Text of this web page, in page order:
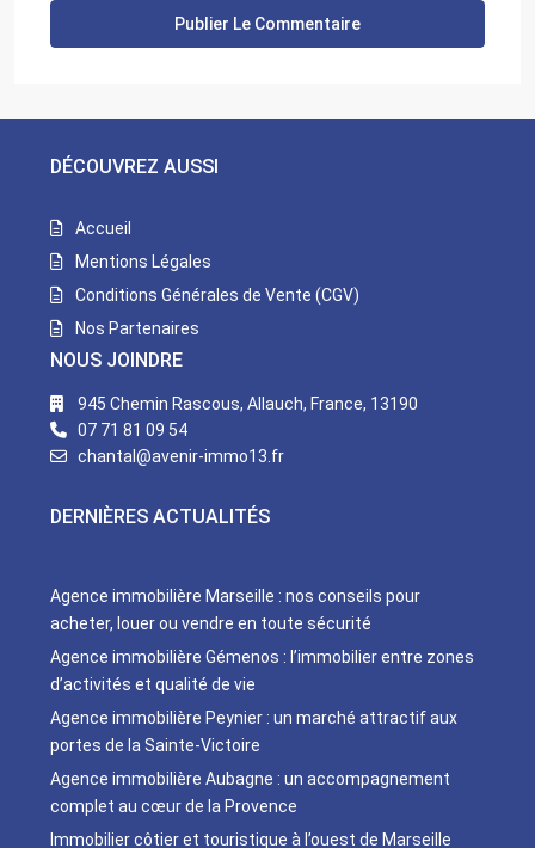
DÉCOUVREZ AUSSI
Accueil
Mentions Légales
Conditions Générales de Vente (CGV)
Nos Partenaires
NOUS JOINDRE
945 Chemin Rascous, Allauch, France, 13190
07 71 81 09 54
chantal@avenir-immo13.fr
DERNIÈRES ACTUALITÉS
Agence immobilière Marseille : nos conseils pour
acheter, louer ou vendre en toute sécurité
Agence immobilière Gémenos : l’immobilier entre zones
d’activités et qualité de vie
Agence immobilière Peynier : un marché attractif aux
portes de la Sainte-Victoire
Agence immobilière Aubagne : un accompagnement
complet au cœur de la Provence
Immobilier côtier et touristique à l’ouest de Marseille